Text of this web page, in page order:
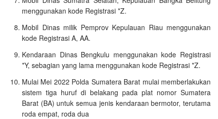
menggunakan kode Registrasi *Z.
Mobil Dinas milik Pemprov Kepulauan Riau menggunakan
kode Registrasi A, AA.
Kendaraan Dinas Bengkulu menggunakan kode Registrasi
*Y, sebagian yang lama menggunakan kode Registrasi *Z.
Mulai Mei 2022 Polda Sumatera Barat mulai memberlakukan
sistem tiga huruf di belakang pada plat nomor Sumatera
Barat (BA) untuk semua jenis kendaraan bermotor, terutama
roda empat, roda dua